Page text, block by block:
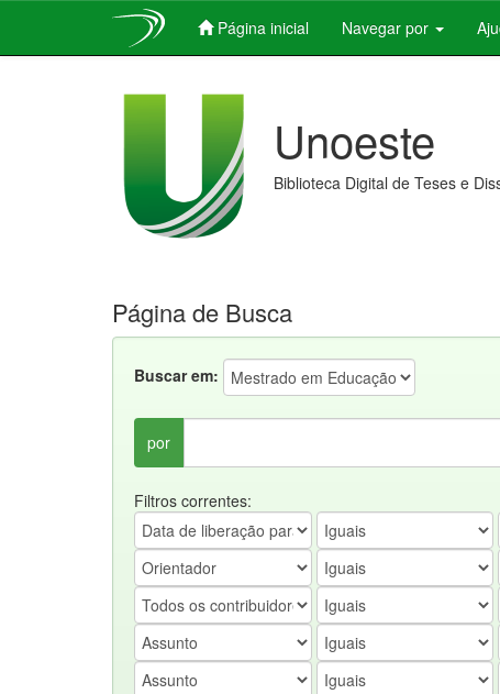
Página inicial Navegar por
Unoeste
Biblioteca Digital de Teses e
Página de Busca
Buscar em:
por
Filtros correntes: